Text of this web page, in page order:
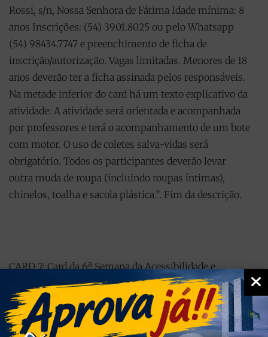
Rossi, s/n, Nossa Senhora de Fátima Idade mínima: 8
anos Inscrições: (54) 3901.8025 ou pelo Whatsapp
(54) 98434.7747 e preenchimento de ficha de
inscrição/autorização. Vagas limitadas. Menores de 18
anos deverão ter a ficha assinada pelos responsáveis.
Na metade inferior do card há um texto explicativo da
atividade: A atividade será orientada e acompanhada
por professores e terá o acompanhamento de um bote
com motor. O uso de coletes salva-vidas será
obrigatório. Todos os participantes deverão levar
outra muda de roupa (incluindo roupas íntimas),
chinelos, toalha e sacola plástica.”. Fim da descrição.
CARD 7: Card da 6ª Semana da Acessibilidade e
Inclusão. Card com fundo verde. Na parte superior do
card, está o título “6ª Semana da Acessibilidade e
Inclusão”, em um retângulo branco. No centro do
card, sobre um quadrado branco estão os logos dos